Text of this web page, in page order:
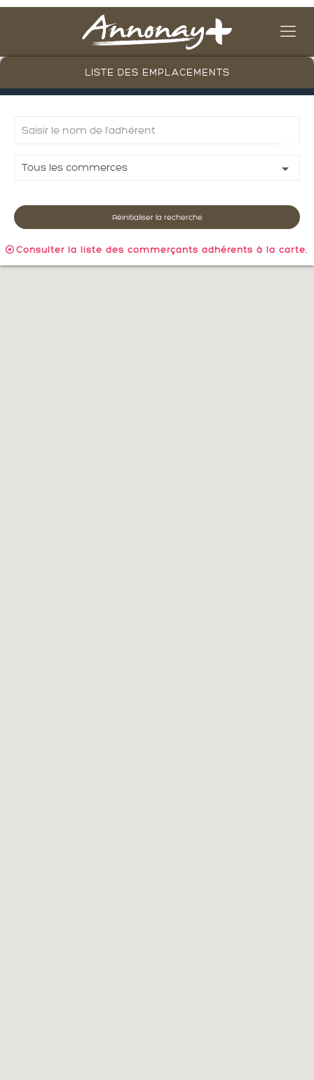
LISTE DES EMPLACEMENTS
Consulter la liste des commerçants adhérents à la carte.